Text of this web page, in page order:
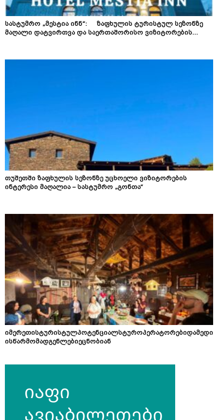
სასტუმრო „მესტია ინნ“: ზაფხულის ტურისტულ სეზონზე
მაღალი დატვირთვა და საერთაშორისო ვიზიტორების...
თუშეთში ზაფხულის სეზონზე უცხოელი ვიზიტორების
ინტერესი მაღალია – სასტუმრო „გონთა“
იმერეთისტურისტულპოტენციალსტუროპერატორებიდამედი
ისწარმომადგენლებიეცნობიან